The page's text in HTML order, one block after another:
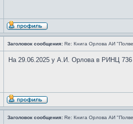
Заголовок сообщения: Re: Книга Орлова АИ
На 29.06.2025 у А.И. Орлова в РИНЦ 736
Заголовок сообщения: Re: Книга Орлова АИ